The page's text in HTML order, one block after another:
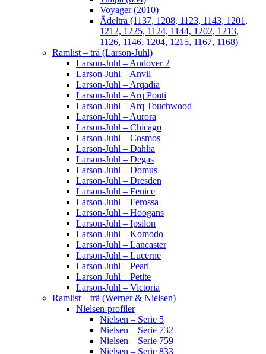
Voyager (2010)
Ädelträ (1137, 1208, 1123, 1143, 1201,
1212, 1225, 1124, 1144, 1202, 1213,
1126, 1146, 1204, 1215, 1167, 1168)
Ramlist – trä (Larson-Juhl)
Larson-Juhl – Andover 2
Larson-Juhl – Anvil
Larson-Juhl – Arqadia
Larson-Juhl – Arq Ponti
Larson-Juhl – Arq Touchwood
Larson-Juhl – Aurora
Larson-Juhl – Chicago
Larson-Juhl – Cosmos
Larson-Juhl – Dahlia
Larson-Juhl – Degas
Larson-Juhl – Domus
Larson-Juhl – Dresden
Larson-Juhl – Fenice
Larson-Juhl – Ferossa
Larson-Juhl – Hoogans
Larson-Juhl – Ipsilon
Larson-Juhl – Komodo
Larson-Juhl – Lancaster
Larson-Juhl – Lucerne
Larson-Juhl – Pearl
Larson-Juhl – Petite
Larson-Juhl – Victoria
Ramlist – trä (Werner & Nielsen)
Nielsen-profiler
Nielsen – Serie 5
Nielsen – Serie 732
Nielsen – Serie 759
Nielsen – Serie 833